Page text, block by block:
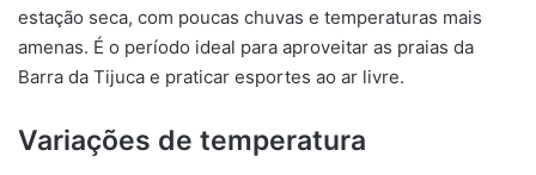
estação seca, com poucas chuvas e temperaturas mais
amenas. É o período ideal para aproveitar as praias da
Barra da Tijuca e praticar esportes ao ar livre.
Variações de temperatura